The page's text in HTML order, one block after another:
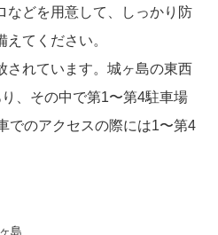
などを用意して、しっかり防
てください。
されています。城ヶ島の東西
、その中で第1〜第4駐車場
でのアクセスの際には1〜第4
島